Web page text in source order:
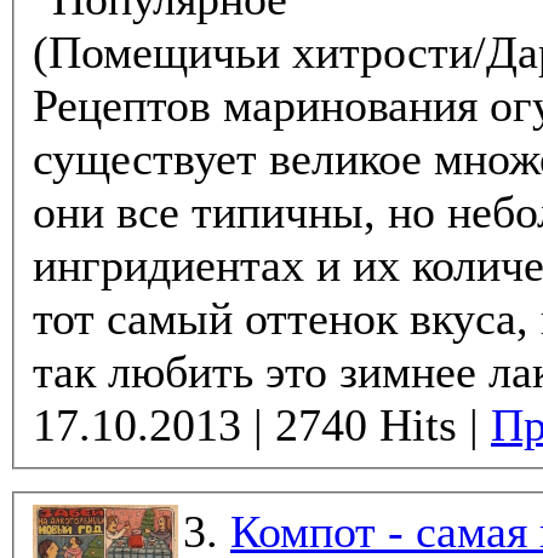
(Помещичьи хитрости/
Рецептов маринования
существует великое
они все типичны, но
ингридиентах и их
тот самый оттенок вкуса,
так любить это зимнее
17.10.2013 | 2740 Hits |
3. Компот - самая